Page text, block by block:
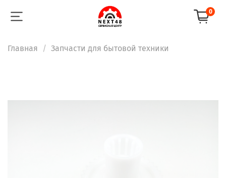
0
Главная Запчасти для бытовой техники